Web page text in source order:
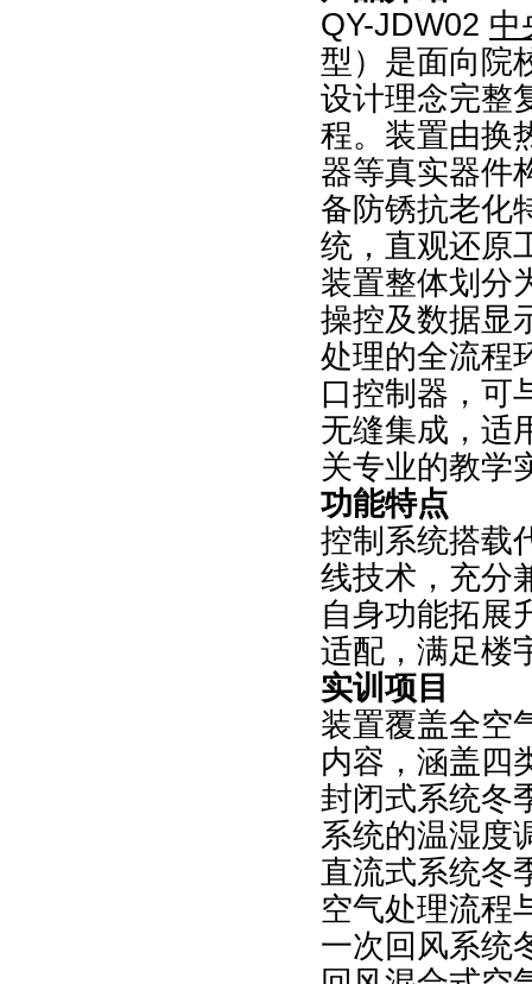
QY-JDW02 中
型）是面向院
设计理念完整
程。装置由换
器等真实器件
备防锈抗老化
统，直观还原
装置整体划分
操控及数据显
处理的全流程
口控制器，可
无缝集成，适
关专业的教学
功能特点
控制系统搭载
线技术，充分
自身功能拓展
适配，满足楼
实训项目
装置覆盖全空
内容，涵盖四
封闭式系统冬
系统的温湿度
直流式系统冬
空气处理流程
一次回风系统